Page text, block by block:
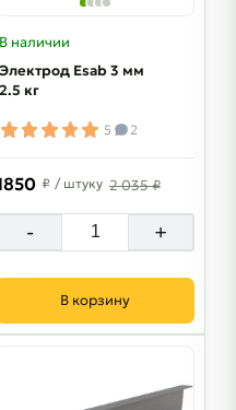
В наличии
Электрод Esab 3 мм
2.5 кг
5 2
₽ / штуку 2 035 ₽
- +
В корзину